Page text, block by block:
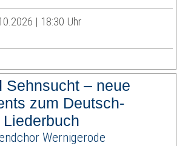
| 18:30 Uhr
Sehnsucht – neue
zum Deutsch-
Wernigerode